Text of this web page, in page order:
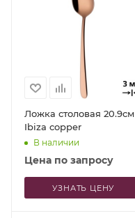
Ложка столовая 20.9см
Ibiza copper
В наличии
Цена по запросу
УЗНАТЬ ЦЕНУ